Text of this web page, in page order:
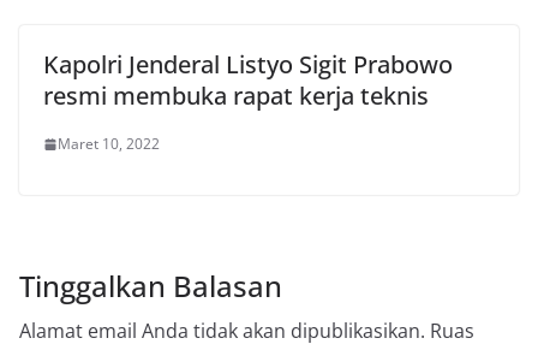
Kapolri Jenderal Listyo Sigit Prabowo
resmi membuka rapat kerja teknis
Maret 10, 2022
Tinggalkan Balasan
Alamat email Anda tidak akan dipublikasikan. Ruas